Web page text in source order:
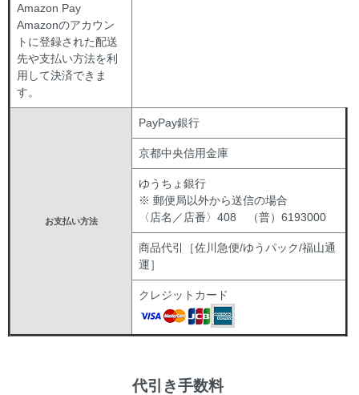
Amazon Pay
Amazonのアカウン
トに登録された配送
先や支払い方法を利
用して決済できま
す。
お支払い方法
PayPay銀行
京都中央信用金庫
ゆうちょ銀行
※ 郵便局以外から送信の場合
〈店名／店番〉408 （普）6193000
商品代引［佐川急便/ゆうパック/福山通
運］
クレジットカード
代引き手数料